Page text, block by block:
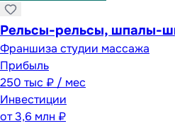
Рельсы-рельсы, шпалы-
Франшиза студии массажа
Прибыль
250 тыс ₽ / мес
Инвестиции
от3,6 млн ₽